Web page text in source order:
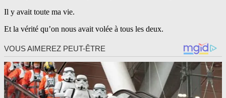
Il y avait toute ma vie.
Et la vérité qu’on nous avait volée à tous les deux.